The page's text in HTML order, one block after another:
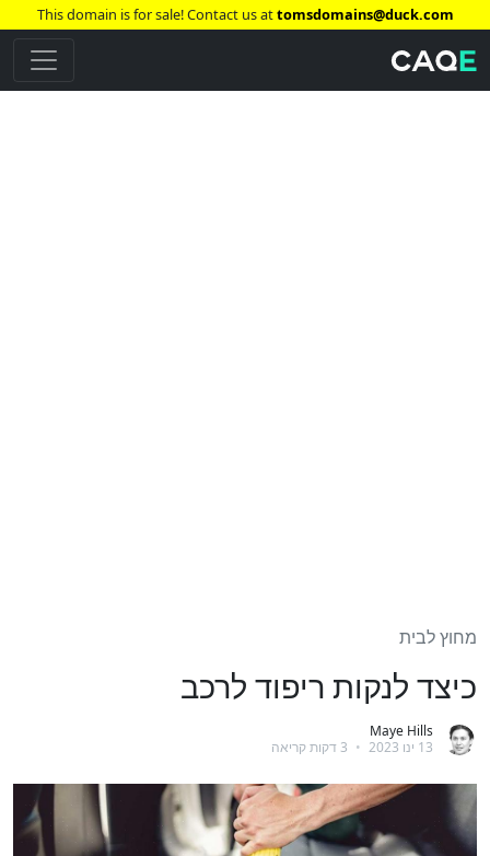
This domain is for sale! Contact us attomsdomains@duck.com
מחוץ לבית
כיצד לנקות ריפוד לרכב
Maye Hills
13 ינו 2023
•